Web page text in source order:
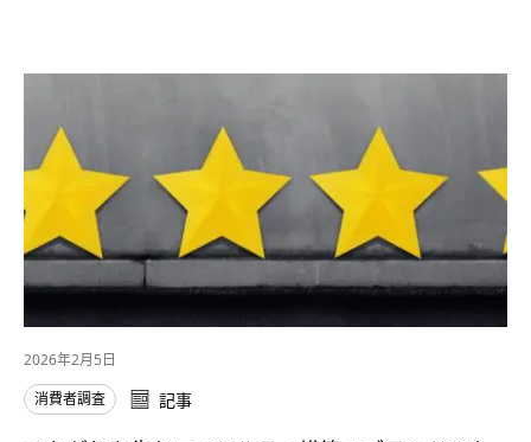
2026年2月5日
消費者調査
記事